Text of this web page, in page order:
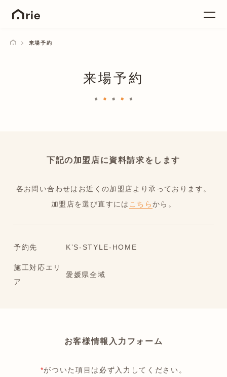
来場予約
来場予約
下記の加盟店に資料請求をします
各お問い合わせはお近くの加盟店より承っております。
加盟店を選び直すには こちらから。
予約先 K’S-STYLE-HOME
施工対応エリ
ア
愛媛県全域
お客様情報入力フォーム
*がついた項目は必ず入力してください。